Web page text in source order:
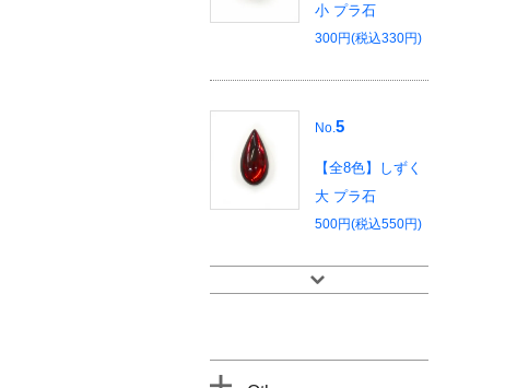
小 プラ石
300円(税込330円)
No. 5
【全8色】しずく
大 プラ石
500円(税込550円)